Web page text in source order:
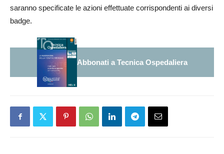
saranno specificate le azioni effettuate corrispondenti ai diversi
badge.
Abbonati a Tecnica Ospedaliera